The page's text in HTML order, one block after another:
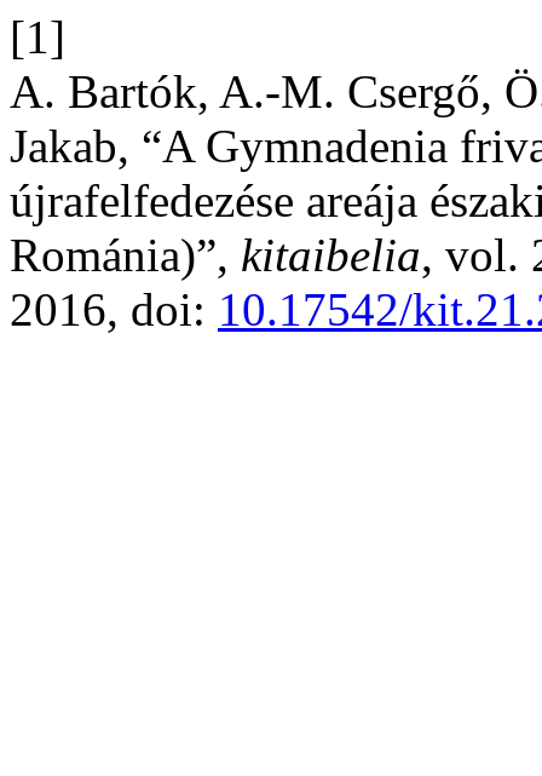
[1]
A. Bartók, A.-M. Csergő,
Jakab, “A Gymnadenia
újrafelfedezése areája
Románia)”, kitaibelia, vol.
2016, doi: 10.17542/